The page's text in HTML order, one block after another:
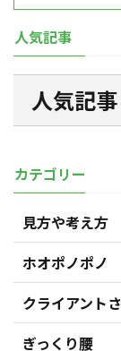
人気記事
人気記事
カテゴリー
見方や考え方
ホオポノポノ
クライアント
ぎっくり腰